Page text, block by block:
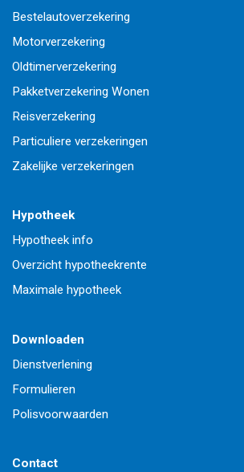
Bestelautoverzekering
Motorverzekering
Oldtimerverzekering
Pakketverzekering Wonen
Reisverzekering
Particuliere verzekeringen
Zakelijke verzekeringen
Hypotheek
Hypotheek info
Overzicht hypotheekrente
Maximale hypotheek
Downloaden
Dienstverlening
Formulieren
Polisvoorwaarden
Contact